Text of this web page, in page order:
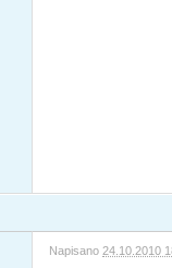
Napisano 24.10.2010